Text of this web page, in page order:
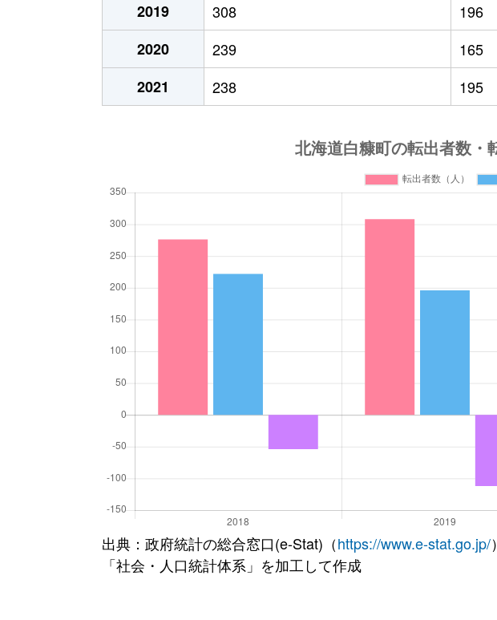
2019
308 196
2020
239 165
2021
238 195
出典：政府統計の総合窓口(e-Stat)（https://www.e-stat.go.jp/）
「社会・人口統計体系」を加工して作成